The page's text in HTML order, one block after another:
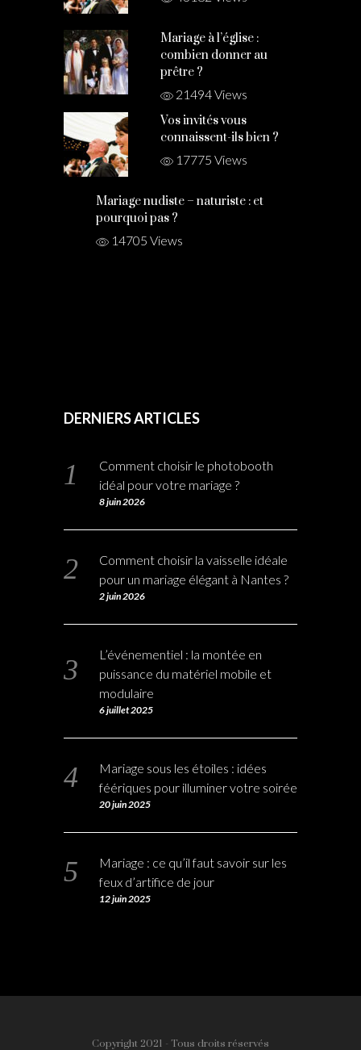
Mariage à l’église :
combien donner au
prêtre ?
21494 Views
Vos invités vous
connaissent-ils bien ?
17775 Views
Mariage nudiste – naturiste : et
pourquoi pas ?
14705 Views
DERNIERS ARTICLES
Comment choisir le photobooth
idéal pour votre mariage ?
8 juin 2026
Comment choisir la vaisselle idéale
pour un mariage élégant à Nantes ?
2 juin 2026
L’événementiel : la montée en
puissance du matériel mobile et
modulaire
6 juillet 2025
Mariage sous les étoiles : idées
féériques pour illuminer votre soirée
20 juin 2025
Mariage : ce qu’il faut savoir sur les
feux d’artifice de jour
12 juin 2025
Copyright 2021 - Tous droits réservés